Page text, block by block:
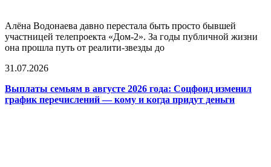
Алёна Водонаева давно перестала быть просто бывшей
участницей телепроекта «Дом-2». За годы публичной жизни
она прошла путь от реалити-звезды до
31.07.2026
Выплаты семьям в августе 2026 года: Соцфонд изменил
график перечислений — кому и когда придут деньги